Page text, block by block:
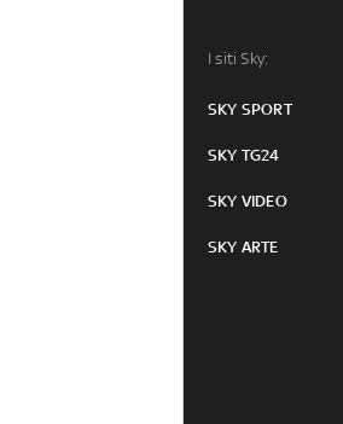
I siti Sky:
SKY SPORT
SKY TG24
SKY VIDEO
SKY ARTE